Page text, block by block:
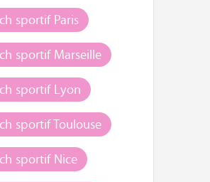
sportif Paris
sportif Marseille
sportif Lyon
sportif Toulouse
sportif Nice